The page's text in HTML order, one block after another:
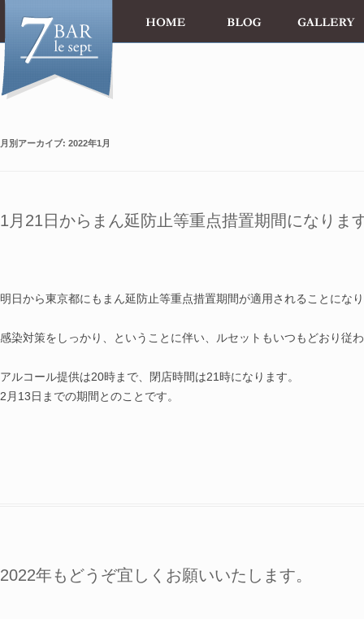
月別アーカイブ: 2022年1月
1月21日からまん延防止等重点措置期間になりま
明日から東京都にもまん延防止等重点措置期間が適用されることにな
感染対策をしっかり、ということに伴い、ルセットもいつもどおり従
アルコール提供は20時まで、閉店時間は21時になります。
2月13日までの期間とのことです。
2022年もどうぞ宜しくお願いいたします。